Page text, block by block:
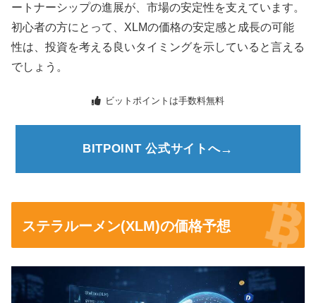
ートナーシップの進展が、市場の安定性を支えています。
初心者の方にとって、XLMの価格の安定感と成長の可能
性は、投資を考える良いタイミングを示していると言える
でしょう。
ビットポイントは手数料無料
BITPOINT 公式サイトへ
ステラルーメン(XLM)の価格予想